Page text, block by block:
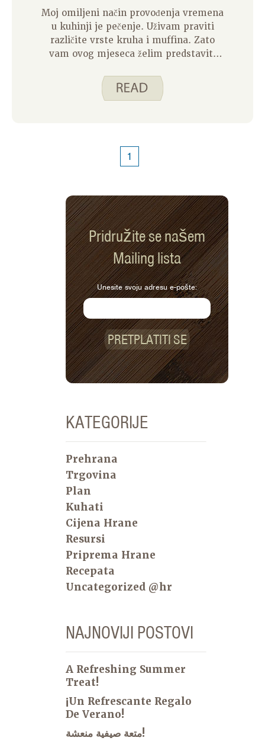
Moj omiljeni način provođenja vremena
u kuhinji je pečenje. Uživam praviti
različite vrste kruha i muffina. Zato
vam ovog mjeseca želim predstaviti
1
Pridružite se našem
Mailing lista
Unesite svoju adresu e-pošte:
PRETPLATITI SE
KATEGORIJE
Prehrana
Trgovina
Plan
Kuhati
Cijena Hrane
Resursi
Priprema Hrane
Recepata
Uncategorized @hr
NAJNOVIJI POSTOVI
A Refreshing Summer
Treat!
¡Un Refrescante Regalo
De Verano!
متعة صيفية منعشة!